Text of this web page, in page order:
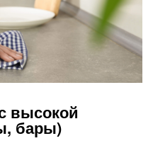
высокой
бары)